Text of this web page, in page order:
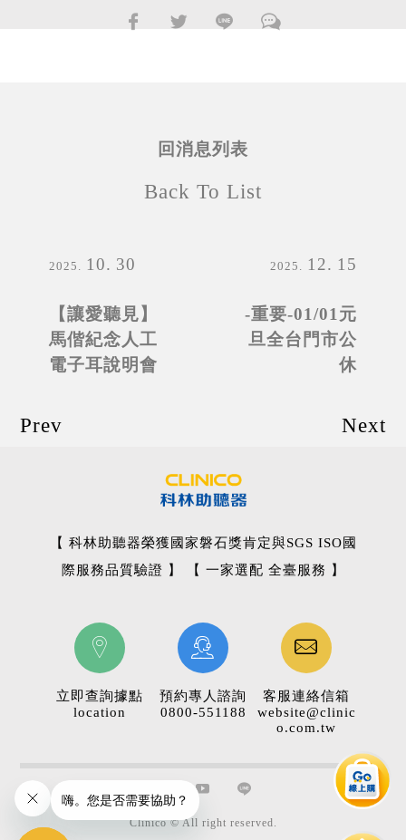
2025 10 30
【讓愛聽見】
馬偕紀念人工
電子耳說明會
Prev
回消息列表
Back To List
2025 12 15
-重要-01/01元
旦全台門市公
休
Next
【 科林助聽器榮獲國家磐石獎肯定與SGS ISO國
際服務品質驗證 】 【 一家選配 全臺服務 】
立即查詢據點
location
預約專人諮詢
0800-551188
客服連絡信箱
website@clinic
o.com.tw
Clinico © All right reserved.